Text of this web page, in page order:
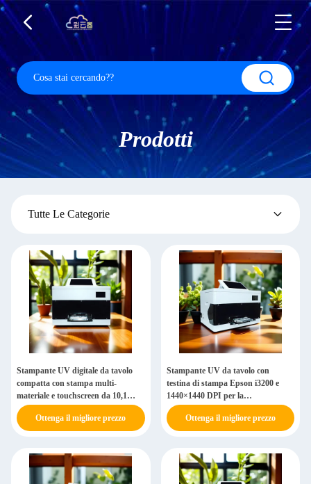
Prodotti
Tutte Le Categorie
Stampante UV digitale da tavolo
compatta con stampa multi-
materiale e touchscreen da 10,1
pollici per la stampa digitale
professionale
Ottenga il migliore prezzo
Stampante UV da tavolo con
testina di stampa Epson i3200 e
1440×1440 DPI per la
personalizzazione di custodie per
telefoniOttenga il migliore prezzo